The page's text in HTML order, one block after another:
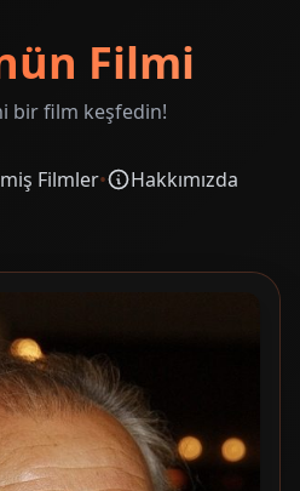
Filmi
bir film keşfedin!
Filmler• Hakkımızda